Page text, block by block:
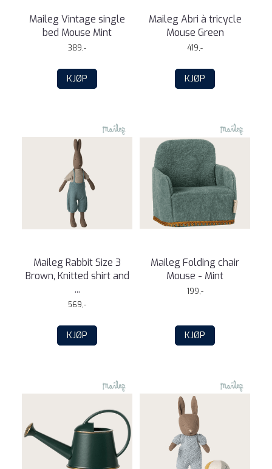
Maileg Vintage single
bed Mouse Mint
389,-
KJØP
Maileg Abri à tricycle
Mouse Green
419,-
KJØP
Maileg Rabbit Size 3
Brown, Knitted shirt and
...
569,-
KJØP
Maileg Folding chair
Mouse - Mint
199,-
KJØP